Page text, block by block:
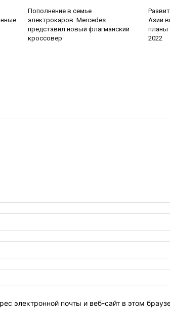
Пополнение в семье
электрокаров: Mercedes
представил новый флагманский
кроссовер
Азии
планы
2022
электронной почты и веб-сайт в этом